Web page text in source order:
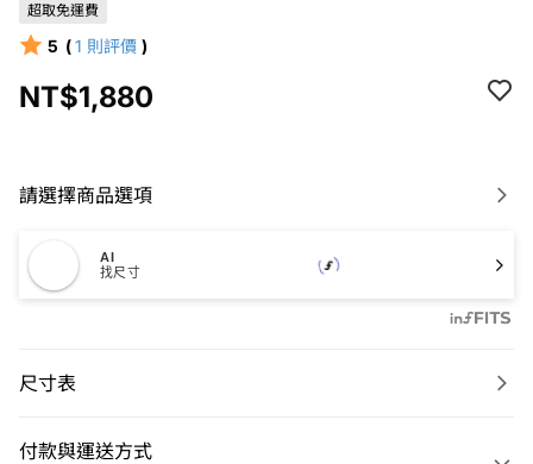
超取免運費
5 (1 則評價 )
NT$1,880
請選擇商品選項
AI
找尺寸
尺寸表
付款與運送方式